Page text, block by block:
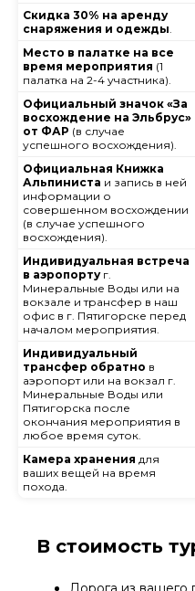
Скидка 30% на аренду
снаряжения и одежды.
Место в палатке на все
время мероприятия (1
палатка на 2-4 участника).
Официальный значок «За
восхождение на Эльбрус»
от ФАР (в случае
успешного восхождения).
Официальная Книжка
Альпиниста и запись в ней
информации о
совершенном восхождении
(в случае успешного
восхождения).
Индивидуальная встреча
в аэропорту г.
Минеральные Воды или на
вокзале и трансфер в наш
офис в г. Пятигорске перед
началом мероприятия.
Индивидуальный
трансфер обратно в
аэропорт или на вокзал г.
Минеральные Воды или
Пятигорска после
окончания мероприятия в
любое время суток.
Камера хранения для
ваших вещей на время
похода.
В стоимость